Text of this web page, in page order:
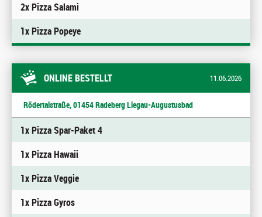
2x Pizza Salami
1x Pizza Popeye
ONLINE BESTELLT 11.06.2026
Rödertalstraße, 01454 Radeberg Liegau-Augustusbad
1x Pizza Spar-Paket 4
1x Pizza Hawaii
1x Pizza Veggie
1x Pizza Gyros